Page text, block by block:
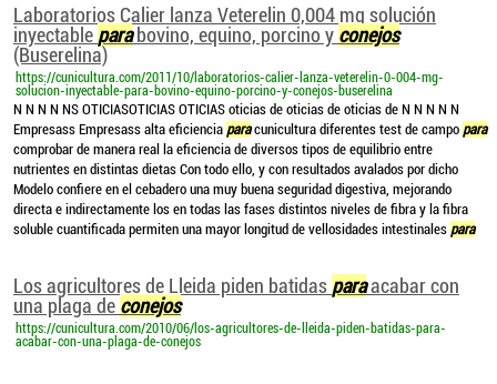
Laboratorios Calier lanza Veterelin 0,004 mg solución
inyectable parabovino, equino, porcino y conejos
(Buserelina)
https://cunicultura.com/2011/10/laboratorios-calier-lanza-veterelin-0-004-mg-
solucion-inyectable-para-bovino-equino-porcino-y-conejos-buserelina
N N N N NS OTICIASOTICIAS OTICIAS oticias de oticias de oticias de N N N N N
Empresass Empresass alta eficiencia paracunicultura diferentes test de campo para
comprobar de manera real la eficiencia de diversos tipos de equilibrio entre
nutrientes en distintas dietas Con todo ello, y con resultados avalados por dicho
Modelo confiere en el cebadero una muy buena seguridad digestiva, mejorando
directa e indirectamente los en todas las fases distintos niveles de fibra y la fibra
soluble cuantificada permiten una mayor longitud de vellosidades intestinales para
Los agricultores de Lleida piden batidas paraacabar con
una plaga de conejos
https://cunicultura.com/2010/06/los-agricultores-de-lleida-piden-batidas-para-
acabar-con-una-plaga-de-conejos